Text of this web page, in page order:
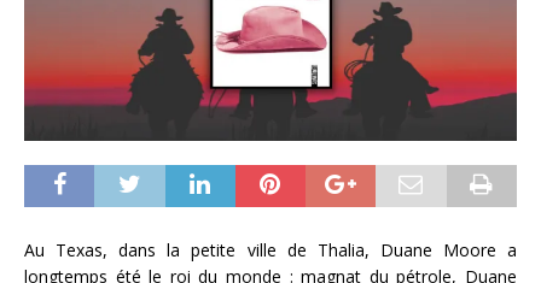
Au Texas, dans la petite ville de Thalia, Duane Moore a
longtemps été le roi du monde : magnat du pétrole, Duane